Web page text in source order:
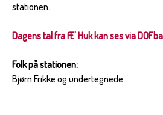
stationen.
Dagens tal fra Æ' Huk kan ses via
Folk på stationen:
Bjørn Frikke og undertegnede.